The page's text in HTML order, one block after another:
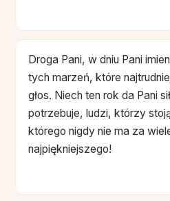
Droga Pani, w dniu Pani
tych marzeń, które
głos. Niech ten rok da Pani
potrzebuje, ludzi, którzy
którego nigdy nie ma za
najpiękniejszego!